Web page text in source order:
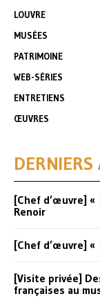
LOUVRE
MUSÉES
PATRIMOINE
WEB-SÉRIES
ENTRETIENS
ŒUVRES
DERNIERS
[Chef d’œuvre] «
Renoir
[Chef d’œuvre] «
[Visite privée]
françaises au